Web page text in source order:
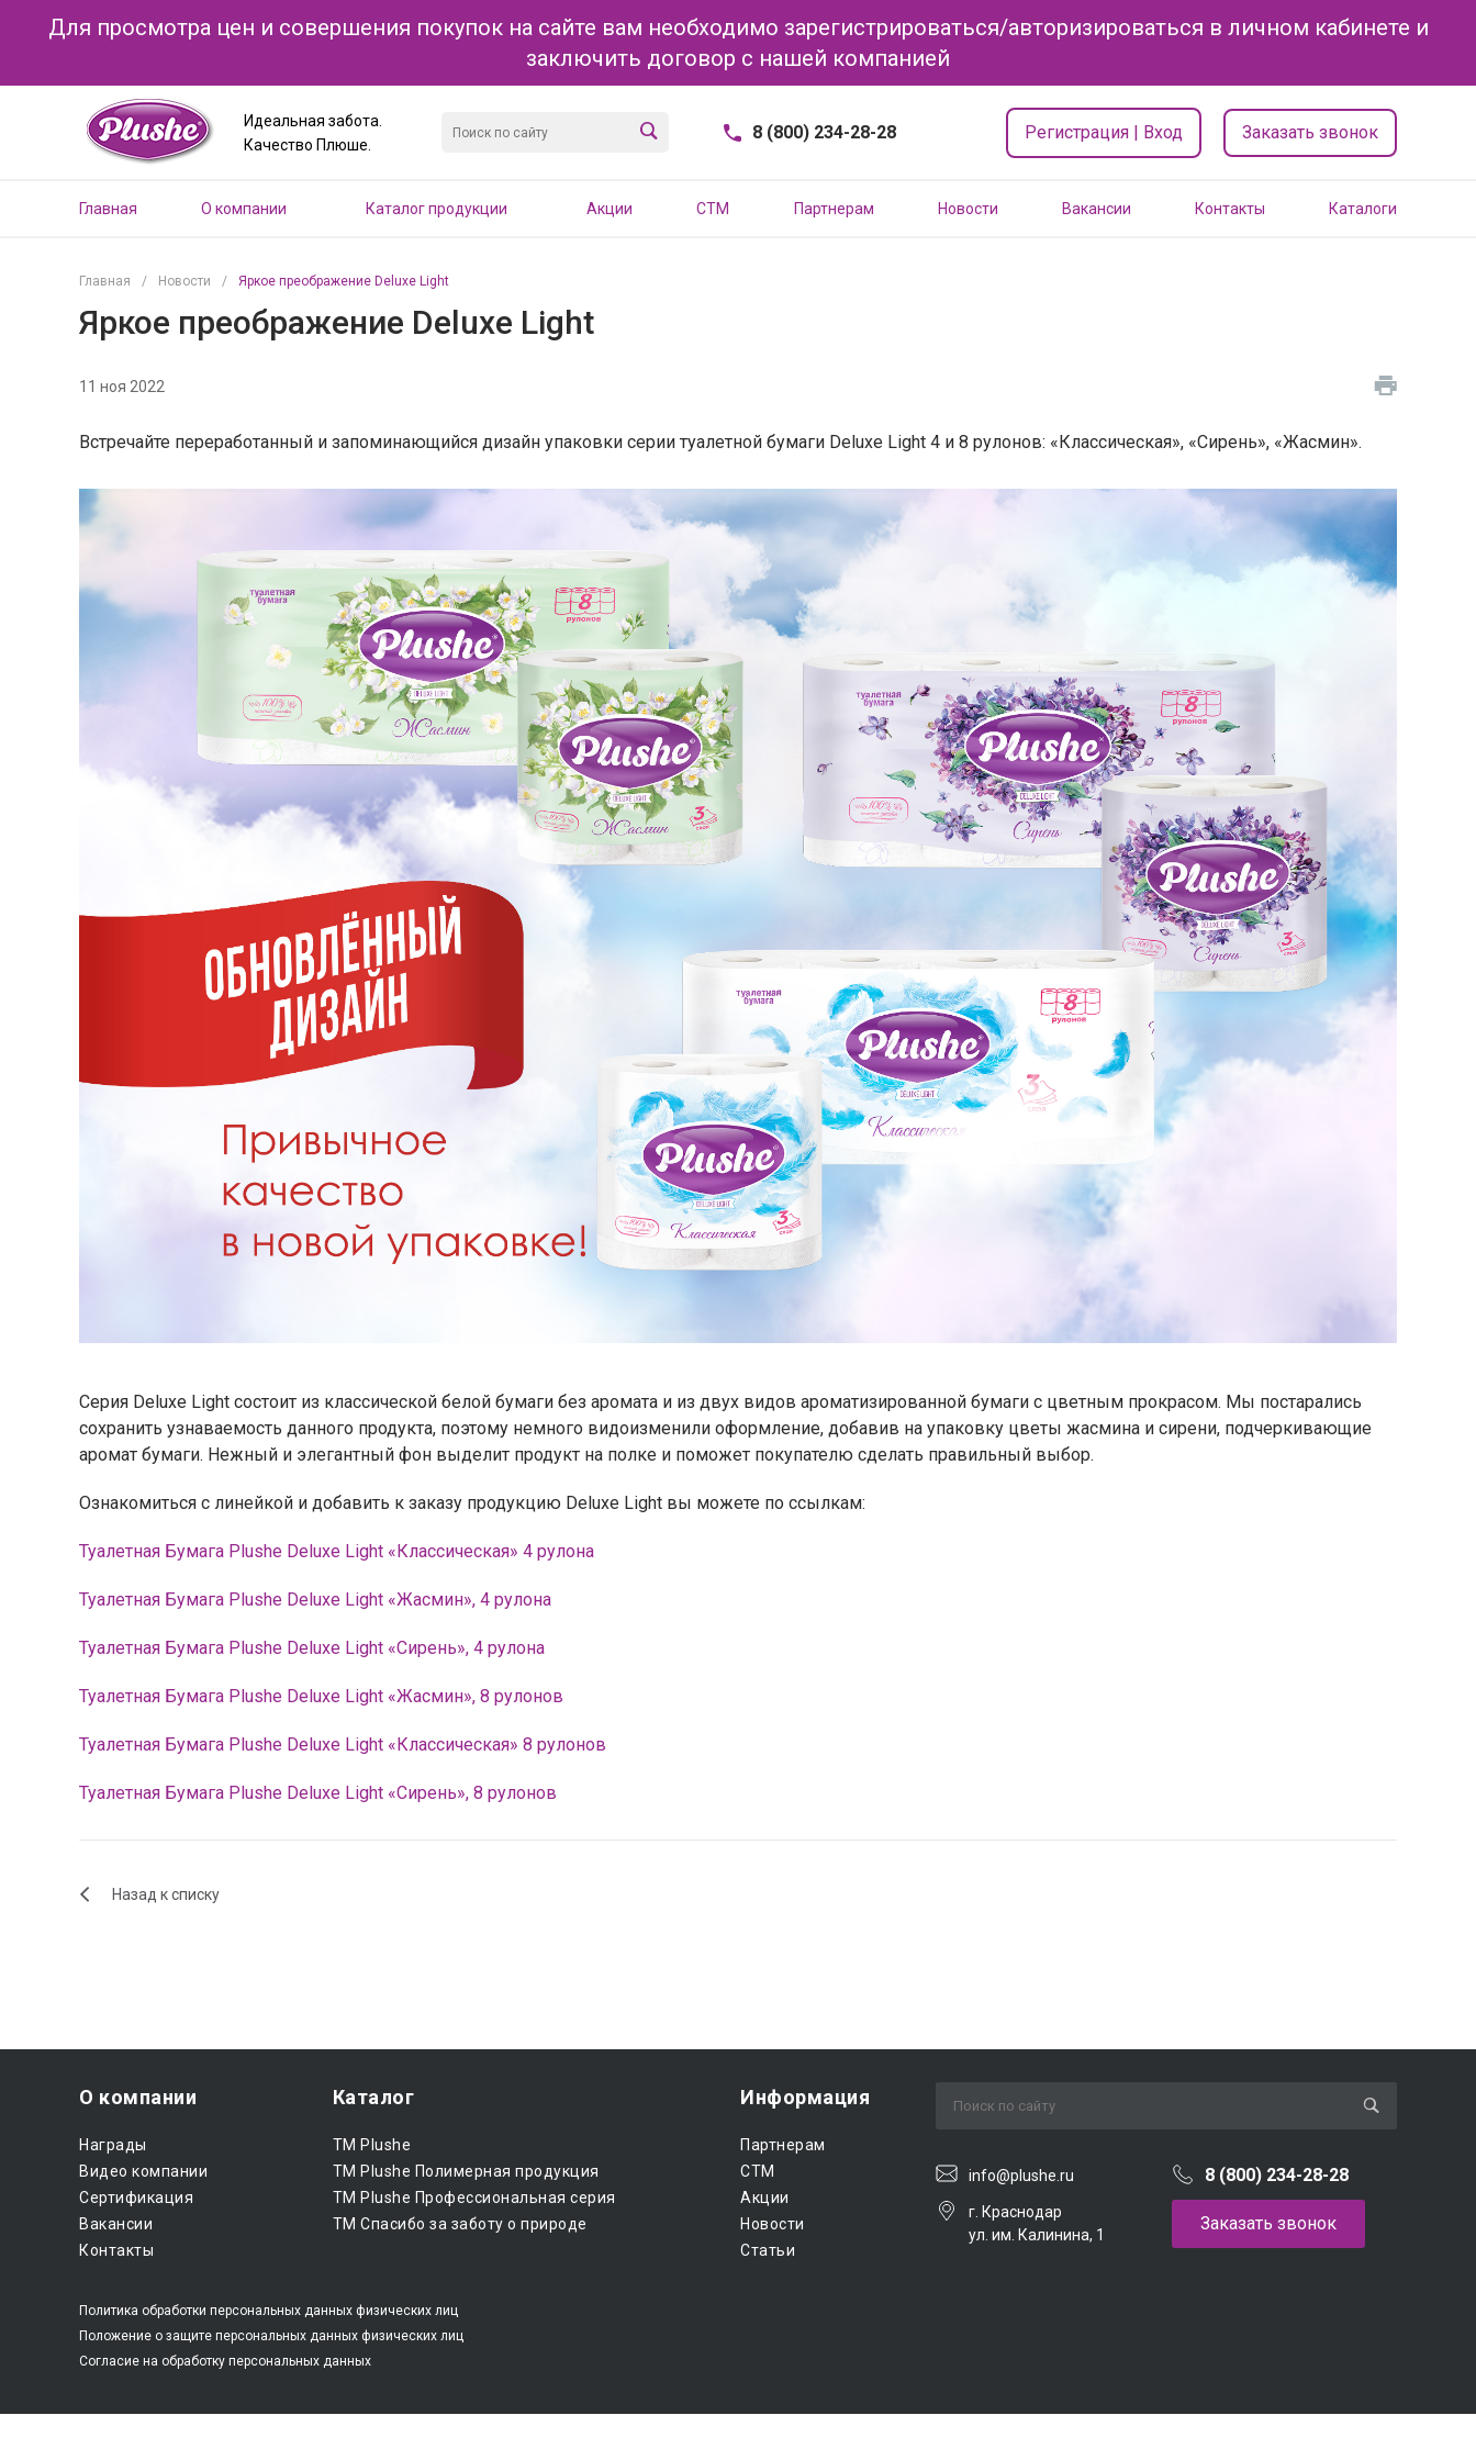
Для просмотра цен и совершения покупок на сайте вам необходимо зарегистрироваться/авторизироваться в личном кабинете и
заключить договор с нашей компанией
Идеальная забота.
Качество Плюше.
8 (800) 234-28-28 Регистрация | Вход Заказать звонок
Главная О компании Каталог продукции Акции CTM Партнерам Новости Вакансии Контакты Каталоги
Главная / Новости / Яркое преображение Deluxe Light
Яркое преображение Deluxe Light
11 ноя 2022
Встречайте переработанный и запоминающийся дизайн упаковки серии туалетной бумаги Deluxe Light 4 и 8 рулонов: «Классическая», «Сирень», «Жасмин».
Серия Deluxe Light состоит из классической белой бумаги без аромата и из двух видов ароматизированной бумаги с цветным прокрасом. Мы постарались
сохранить узнаваемость данного продукта, поэтому немного видоизменили оформление, добавив на упаковку цветы жасмина и сирени, подчеркивающие
аромат бумаги. Нежный и элегантный фон выделит продукт на полке и поможет покупателю сделать правильный выбор.
Ознакомиться с линейкой и добавить к заказу продукцию Deluxe Light вы можете по ссылкам:
Туалетная Бумага Plushe Deluxe Light «Классическая» 4 рулона
Туалетная Бумага Plushe Deluxe Light «Жасмин», 4 рулона
Туалетная Бумага Plushe Deluxe Light «Сирень», 4 рулона
Туалетная Бумага Plushe Deluxe Light «Жасмин», 8 рулонов
Туалетная Бумага Plushe Deluxe Light «Классическая» 8 рулонов
Туалетная Бумага Plushe Deluxe Light «Сирень», 8 рулонов
Назад к списку
О компании
Награды
Видео компании
Сертификация
Вакансии
Контакты
Каталог
ТМ Plushe
ТМ Plushe Полимерная продукция
ТМ Plushe Профессиональная серия
ТМ Спасибо за заботу о природе
Информация
Партнерам
CTM
Акции
Новости
Статьи
Политика обработки персональных данных физических лиц
Положение о защите персональных данных физических лиц
Согласие на обработку персональных данных
info@plushe.ru 8 (800) 234-28-28
г. Краснодар
ул. им. Калинина, 1
Заказать звонок